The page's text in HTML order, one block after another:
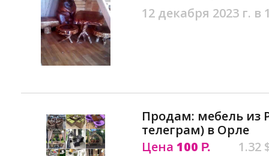
12 декабря 2023 г. в
Продам: мебель из
телеграм) в Орле
Цена 100 Р.
1.32